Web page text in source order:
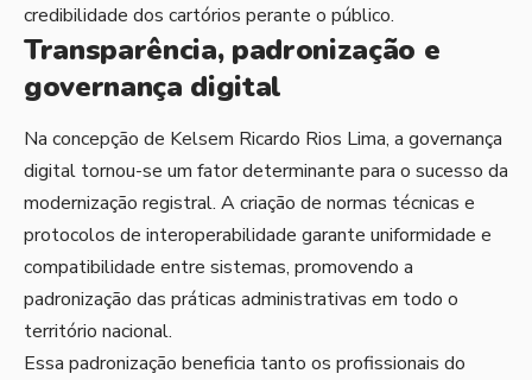
credibilidade dos cartórios perante o público.
Transparência, padronização e
governança digital
Na concepção de Kelsem Ricardo Rios Lima, a governança
digital tornou-se um fator determinante para o sucesso da
modernização registral. A criação de normas técnicas e
protocolos de interoperabilidade garante uniformidade e
compatibilidade entre sistemas, promovendo a
padronização das práticas administrativas em todo o
território nacional.
Essa padronização beneficia tanto os profissionais do